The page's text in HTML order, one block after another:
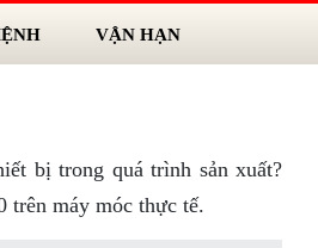
VẬN HẠN
bị trong quá trình sản xuất?
trên máy móc thực tế.